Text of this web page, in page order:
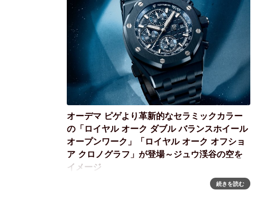
オーデマ ピゲより革新的なセラミックカラー
の「ロイヤル オーク ダブル バランスホイール
オープンワーク」「ロイヤル オーク オフショ
ア クロノグラフ」が登場～ジュウ渓谷の空を
イメージ
オーデマ ピゲより、ジュウ渓谷の空をイメージした革新
続きを読む